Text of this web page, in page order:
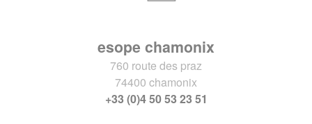
esope chamonix
760 route des praz
74400 chamonix
+33 (0)4 50 53 23 51